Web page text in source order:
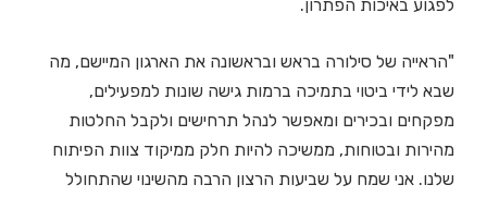
לפגוע באיכות הפתרון.
"הראייה של סילורה בראש ובראשונה את הארגון המיישם, מה
שבא לידי ביטוי בתמיכה ברמות גישה שונות למפעילים,
מפקחים ובכירים ומאפשר לנהל תרחישים ולקבל החלטות
מהירות ובטוחות, ממשיכה להיות חלק ממיקוד צוות הפיתוח
שלנו. אני שמח על שביעות הרצון הרבה מהשינוי שהתחולל